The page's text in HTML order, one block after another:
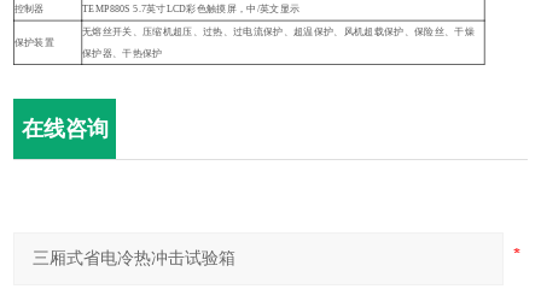
控制器 TEMP880S 5.7英寸LCD彩色触摸屏，中/英文显示
保护装置
无熔丝开关、压缩机超压、过热、过电流保护、超温保护、风机超载保护、保险丝、干燥
保护器、干热保护
在线咨询